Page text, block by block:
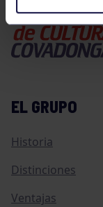
EL GRUPO
Historia
Distinciones
Ventajas